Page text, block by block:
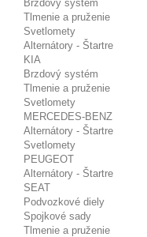
Brzdový systém
Tlmenie a pruženie
Svetlomety
Alternátory - Štartre
KIA
Brzdový systém
Tlmenie a pruženie
Svetlomety
MERCEDES-BENZ
Alternátory - Štartre
Svetlomety
PEUGEOT
Alternátory - Štartre
SEAT
Podvozkové diely
Spojkové sady
Tlmenie a pruženie